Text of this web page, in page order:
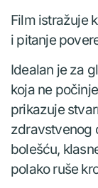
Film istražuje
i pitanje
Idealan je za
koja ne
prikazuje
zdravstvenog
bolešću,
polako ruše